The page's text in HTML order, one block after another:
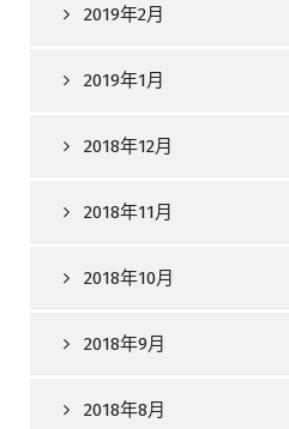
2019年2月
2019年1月
2018年12月
2018年11月
2018年10月
2018年9月
2018年8月